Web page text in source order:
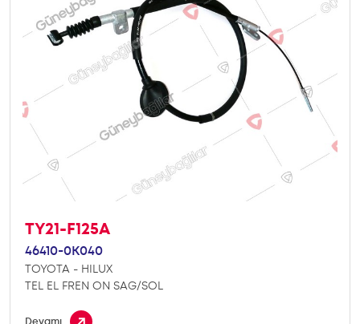
TY21-F125A
46410-0K040
TOYOTA - HILUX
TEL EL FREN ON SAG/SOL